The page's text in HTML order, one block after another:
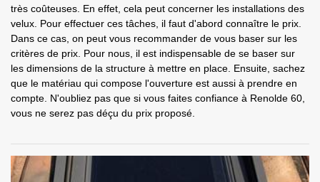
très coûteuses. En effet, cela peut concerner les installations des
velux. Pour effectuer ces tâches, il faut d'abord connaître le prix.
Dans ce cas, on peut vous recommander de vous baser sur les
critères de prix. Pour nous, il est indispensable de se baser sur
les dimensions de la structure à mettre en place. Ensuite, sachez
que le matériau qui compose l'ouverture est aussi à prendre en
compte. N'oubliez pas que si vous faites confiance à Renolde 60,
vous ne serez pas déçu du prix proposé.